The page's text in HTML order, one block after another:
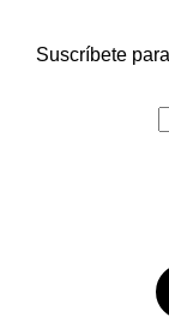
Suscríbete